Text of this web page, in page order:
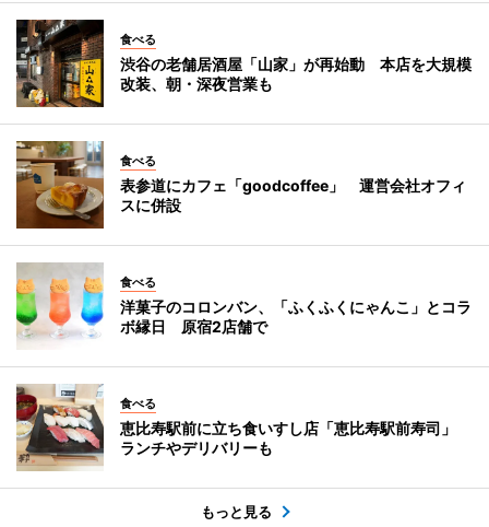
食べる
渋谷の老舗居酒屋「山家」が再始動 本店を大規模
改装、朝・深夜営業も
食べる
表参道にカフェ「goodcoffee」 運営会社オフィ
スに併設
食べる
洋菓子のコロンバン、「ふくふくにゃんこ」とコラ
ボ縁日 原宿2店舗で
食べる
恵比寿駅前に立ち食いすし店「恵比寿駅前寿司」
ランチやデリバリーも
もっと見る